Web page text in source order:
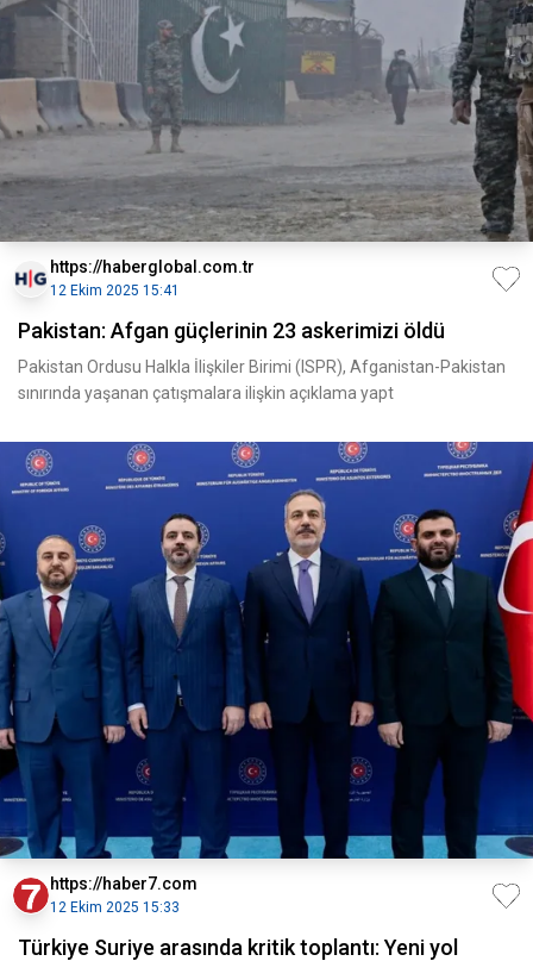
https://haberglobal.com.tr
12 Ekim 2025 15:41
Pakistan: Afgan güçlerinin 23 askerimizi öldü
Pakistan Ordusu Halkla İlişkiler Birimi (ISPR), Afganistan-Pakistan
sınırında yaşanan çatışmalara ilişkin açıklama yapt
https://haber7.com
12 Ekim 2025 15:33
Türkiye Suriye arasında kritik toplantı: Yeni yol